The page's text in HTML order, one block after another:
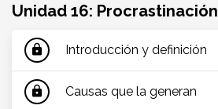
Unidad 16: Procrastinación
lock Introducción y definición
lock Causas que la generan